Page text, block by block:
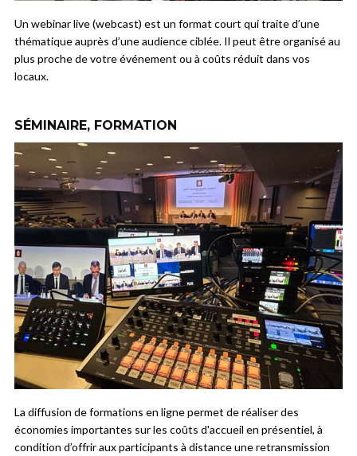
Un webinar live (webcast) est un format court qui traite d’une
thématique auprès d’une audience ciblée. Il peut être organisé au
plus proche de votre événement ou à coûts réduit dans vos
locaux.
SÉMINAIRE, FORMATION
La diffusion de formations en ligne permet de réaliser des
économies importantes sur les coûts d'accueil en présentiel, à
condition d’offrir aux participants à distance une retransmission